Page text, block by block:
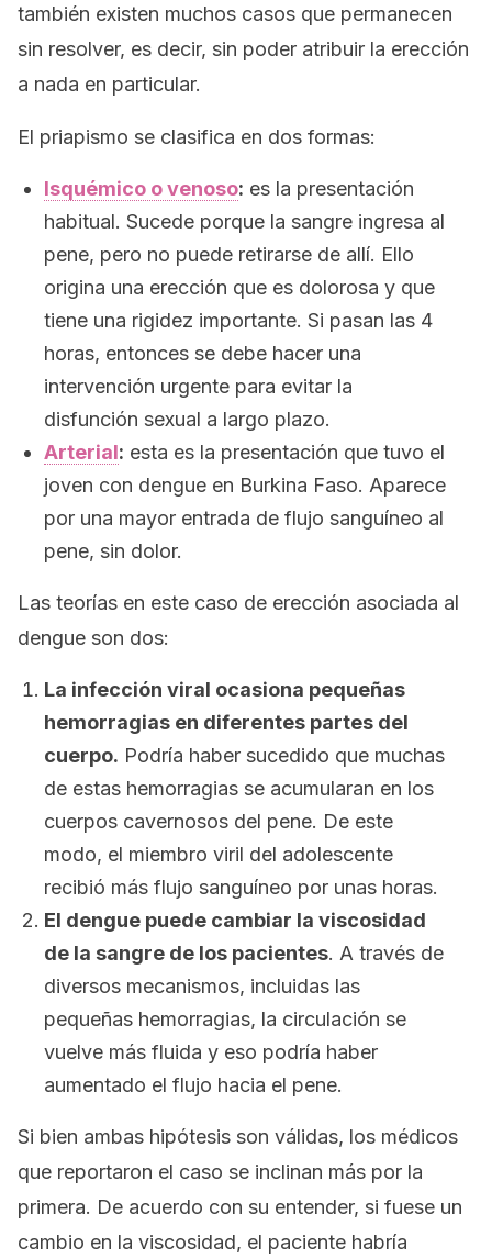
también existen muchos casos que permanecen
sin resolver, es decir, sin poder atribuir la erección
a nada en particular.
El priapismo se clasifica en dos formas:
Isquémico o venoso: es la presentación
habitual. Sucede porque la sangre ingresa al
pene, pero no puede retirarse de allí. Ello
origina una erección que es dolorosa y que
tiene una rigidez importante. Si pasan las 4
horas, entonces se debe hacer una
intervención urgente para evitar la
disfunción sexual a largo plazo.
Arterial: esta es la presentación que tuvo el
joven con dengue en Burkina Faso. Aparece
por una mayor entrada de flujo sanguíneo al
pene, sin dolor.
Las teorías en este caso de erección asociada al
dengue son dos:
La infección viral ocasiona pequeñas
hemorragias en diferentes partes del
cuerpo. Podría haber sucedido que muchas
de estas hemorragias se acumularan en los
cuerpos cavernosos del pene. De este
modo, el miembro viril del adolescente
recibió más flujo sanguíneo por unas horas.
El dengue puede cambiar la viscosidad
de la sangre de los pacientes. A través de
diversos mecanismos, incluidas las
pequeñas hemorragias, la circulación se
vuelve más fluida y eso podría haber
aumentado el flujo hacia el pene.
Si bien ambas hipótesis son válidas, los médicos
que reportaron el caso se inclinan más por la
primera. De acuerdo con su entender, si fuese un
cambio en la viscosidad, el paciente habría